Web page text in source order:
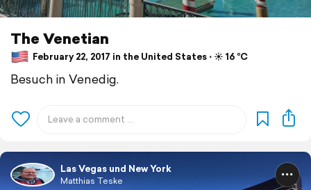
The Venetian
February 22, 2017 in the United States ⋅ ☀️ 16 °C
Besuch in Venedig.
Las Vegas und New York
Matthias Teske